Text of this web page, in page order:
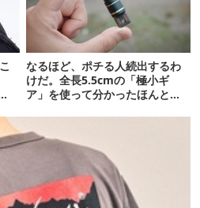
なるほど、ポチる人続出するわ
けだ。全長5.5cmの「極小ギ
ア」を使って分かったほんとの